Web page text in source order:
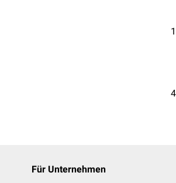
1
4
Für Unternehmen